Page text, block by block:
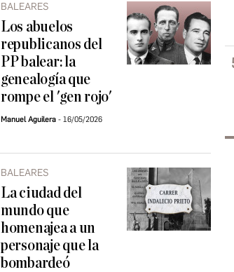
BALEARES
Los abuelos
republicanos del
PP balear: la
genealogía que
rompe el 'gen rojo'
Manuel Aguilera 16/05/2026
BALEARES
La ciudad del
mundo que
homenajea a un
personaje que la
bombardeó